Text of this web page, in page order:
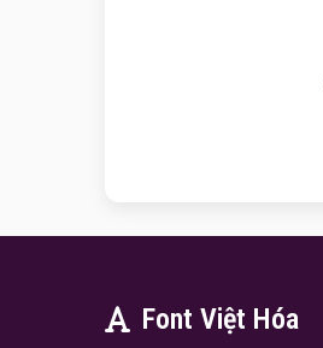
Font Việt Hóa